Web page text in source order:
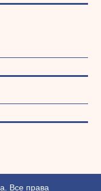
Все права